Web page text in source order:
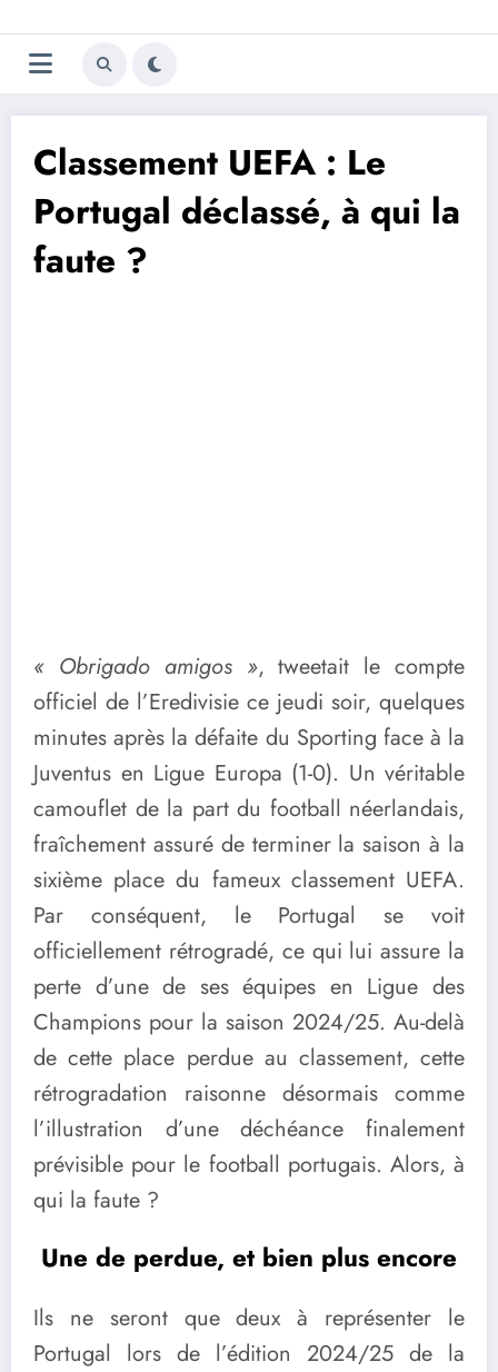
au
contenu
Trivela
L'actualité du football
Classement UEFA : Le
Portugal déclassé, à qui la
faute ?
« Obrigado amigos », tweetait le compte
officiel de l’Eredivisie ce jeudi soir, quelques
minutes après la défaite du Sporting face à la
Juventus en Ligue Europa (1-0). Un véritable
camouflet de la part du football néerlandais,
fraîchement assuré de terminer la saison à la
sixième place du fameux classement UEFA.
Par conséquent, le Portugal se voit
officiellement rétrogradé, ce qui lui assure la
perte d’une de ses équipes en Ligue des
Champions pour la saison 2024/25. Au-delà
de cette place perdue au classement, cette
rétrogradation raisonne désormais comme
l’illustration d’une déchéance finalement
prévisible pour le football portugais. Alors, à
qui la faute ?
Une de perdue, et bien plus encore
Ils ne seront que deux à représenter le
Portugal lors de l’édition 2024/25 de la